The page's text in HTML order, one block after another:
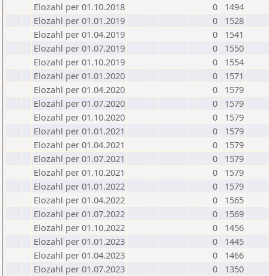
Elozahl per 01.10.2018
0
1494
Elozahl per 01.01.2019
0
1528
Elozahl per 01.04.2019
0
1541
Elozahl per 01.07.2019
0
1550
Elozahl per 01.10.2019
0
1554
Elozahl per 01.01.2020
0
1571
Elozahl per 01.04.2020
0
1579
Elozahl per 01.07.2020
0
1579
Elozahl per 01.10.2020
0
1579
Elozahl per 01.01.2021
0
1579
Elozahl per 01.04.2021
0
1579
Elozahl per 01.07.2021
0
1579
Elozahl per 01.10.2021
0
1579
Elozahl per 01.01.2022
0
1579
Elozahl per 01.04.2022
0
1565
Elozahl per 01.07.2022
0
1569
Elozahl per 01.10.2022
0
1456
Elozahl per 01.01.2023
0
1445
Elozahl per 01.04.2023
0
1466
Elozahl per 01.07.2023
0
1350